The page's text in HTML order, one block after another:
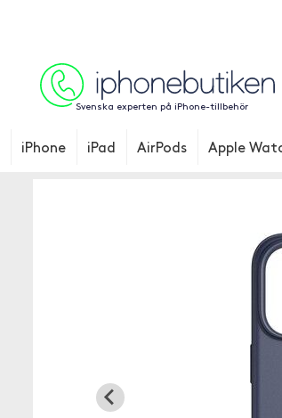
Svenska experten på iPhone-tillbehör
iPhone iPad AirPods Apple